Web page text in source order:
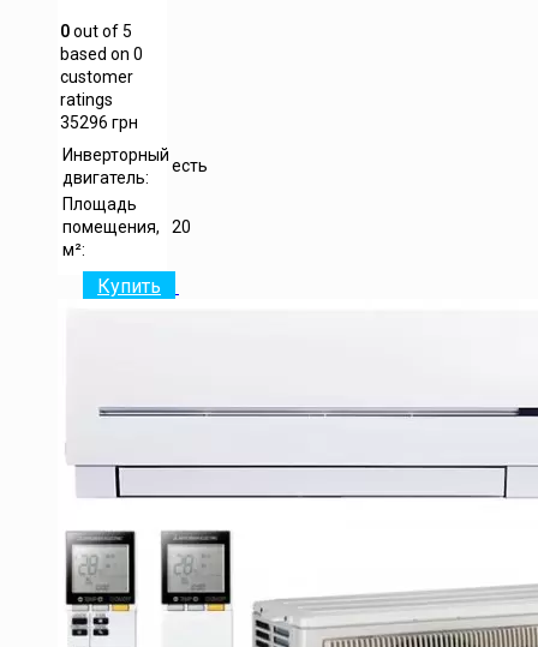
0out of5
based on 0
customer
ratings
35296 грн
Инверторный
двигатель:
есть
Площадь
помещения,
м²:
20
Купить